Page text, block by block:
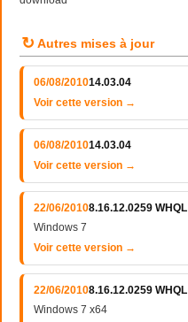
↻ Autres mises à jour
06/08/201014.03.04
Voir cette version →
06/08/201014.03.04
Voir cette version →
22/06/20108.16.12.0259 WHQL
Windows 7
Voir cette version →
22/06/20108.16.12.0259 WHQL
Windows 7 x64